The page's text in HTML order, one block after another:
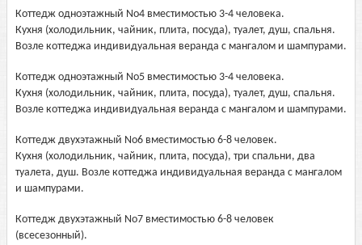
Коттедж одноэтажный No4 вместимостью 3-4 человека.
Кухня (холодильник, чайник, плита, посуда), туалет, душ, спальня.
Возле коттеджа индивидуальная веранда с мангалом и шампурами.
Коттедж одноэтажный No5 вместимостью 3-4 человека.
Кухня (холодильник, чайник, плита, посуда), туалет, душ, спальня.
Возле коттеджа индивидуальная веранда с мангалом и шампурами.
Коттедж двухэтажный No6 вместимостью 6-8 человек.
Кухня (холодильник, чайник, плита, посуда), три спальни, два
туалета, душ. Возле коттеджа индивидуальная веранда с мангалом
и шампурами.
Коттедж двухэтажный No7 вместимостью 6-8 человек
(всесезонный).